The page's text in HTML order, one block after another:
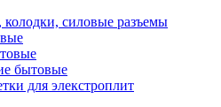
колодки, силовые разъемы
бытовые
для элекстроплит